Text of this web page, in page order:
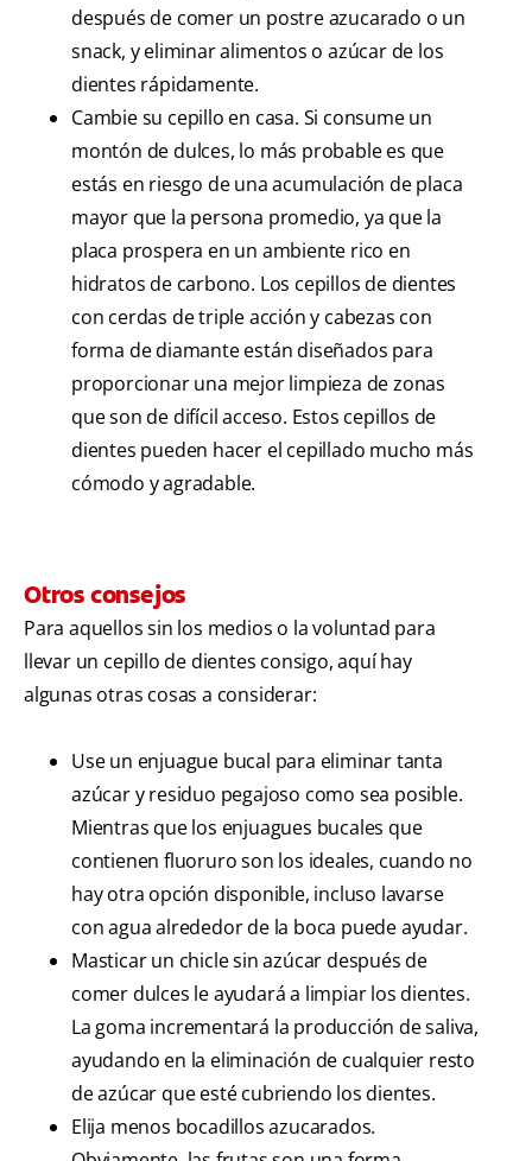
después de comer un postre azucarado o un
snack, y eliminar alimentos o azúcar de los
dientes rápidamente.
Cambie su cepillo en casa. Si consume un
montón de dulces, lo más probable es que
estás en riesgo de una acumulación de placa
mayor que la persona promedio, ya que la
placa prospera en un ambiente rico en
hidratos de carbono. Los cepillos de dientes
con cerdas de triple acción y cabezas con
forma de diamante están diseñados para
proporcionar una mejor limpieza de zonas
que son de difícil acceso. Estos cepillos de
dientes pueden hacer el cepillado mucho más
cómodo y agradable.
Otros consejos
Para aquellos sin los medios o la voluntad para
llevar un cepillo de dientes consigo, aquí hay
algunas otras cosas a considerar:
Use un enjuague bucal para eliminar tanta
azúcar y residuo pegajoso como sea posible.
Mientras que los enjuagues bucales que
contienen fluoruro son los ideales, cuando no
hay otra opción disponible, incluso lavarse
con agua alrededor de la boca puede ayudar.
Masticar un chicle sin azúcar después de
comer dulces le ayudará a limpiar los dientes.
La goma incrementará la producción de saliva,
ayudando en la eliminación de cualquier resto
de azúcar que esté cubriendo los dientes.
Elija menos bocadillos azucarados.